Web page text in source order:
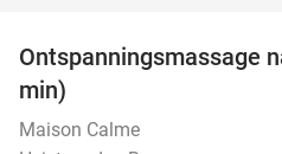
Ontspanningsmassage
min)
Maison Calme